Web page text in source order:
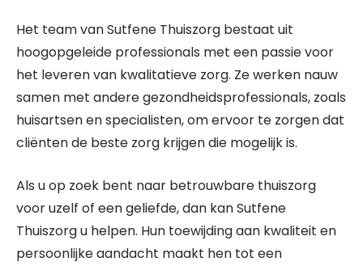
Het team van Sutfene Thuiszorg bestaat uit
hoogopgeleide professionals met een passie voor
het leveren van kwalitatieve zorg. Ze werken nauw
samen met andere gezondheidsprofessionals, zoals
huisartsen en specialisten, om ervoor te zorgen dat
cliënten de beste zorg krijgen die mogelijk is.
Als u op zoek bent naar betrouwbare thuiszorg
voor uzelf of een geliefde, dan kan Sutfene
Thuiszorg u helpen. Hun toewijding aan kwaliteit en
persoonlijke aandacht maakt hen tot een